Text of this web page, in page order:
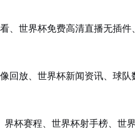
看、世界杯免费高清直播无插
像回放、世界杯新闻资讯、球
界杯赛程、世界杯射手榜、世